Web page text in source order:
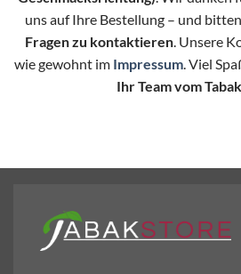
uns auf Ihre Bestellung – und bitten
Fragen zu kontaktieren. Unsere
wie gewohnt im Impressum. Viel
Ihr Team vom